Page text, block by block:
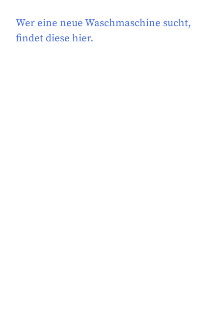
Wer eine neue Waschmaschine sucht,
findet diese hier.